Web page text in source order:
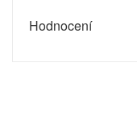
Hodnocení